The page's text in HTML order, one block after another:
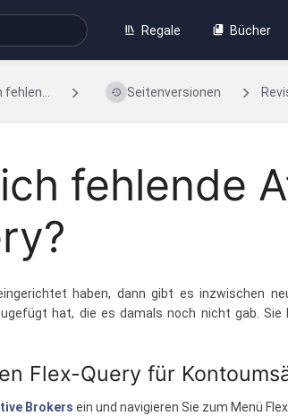
Regale Bücher
Seitenversionen
fehlende
haben, dann gibt es inzwischen
hat, die es damals noch nicht gab.
Flex-Query für
Brokers ein und navigieren Sie zum Menü